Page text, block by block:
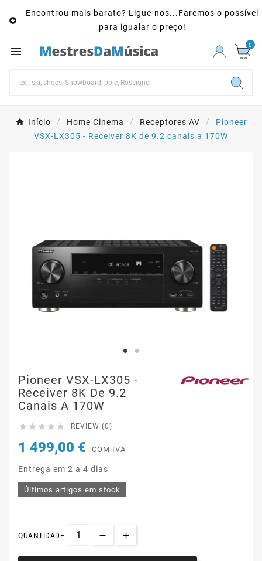

Encontrou mais barato? Ligue-nos...Faremos o possível
para igualar o preço!
 0
Início Home Cinema Receptores AV
Pioneer
VSX-LX305 - Receiver 8K de 9.2 canais a 170W
Pioneer VSX-LX305 -
Receiver 8K De 9.2
Canais A 170W
     REVIEW (0)
1 499,00 € COM IVA
Entrega em 2 a 4 dias
Últimos artigos em stock
QUANTIDADE